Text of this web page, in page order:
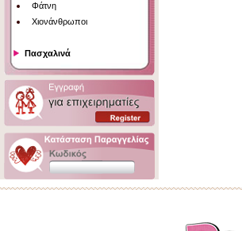
Φάτνη
Χιονάνθρωποι
Πασχαλινά